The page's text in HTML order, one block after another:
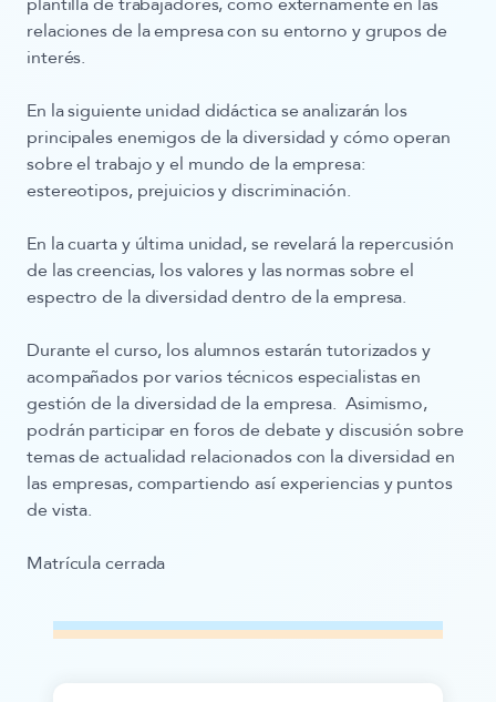
relaciones de la empresa con su entorno y grupos de
interés.
En la siguiente unidad didáctica se analizarán los
principales enemigos de la diversidad y cómo operan
sobre el trabajo y el mundo de la empresa:
estereotipos, prejuicios y discriminación.
En la cuarta y última unidad, se revelará la repercusión
de las creencias, los valores y las normas sobre el
espectro de la diversidad dentro de la empresa.
Durante el curso, los alumnos estarán tutorizados y
acompañados por varios técnicos especialistas en
gestión de la diversidad de la empresa. Asimismo,
podrán participar en foros de debate y discusión sobre
temas de actualidad relacionados con la diversidad en
las empresas, compartiendo así experiencias y puntos
de vista.
Matrícula cerrada